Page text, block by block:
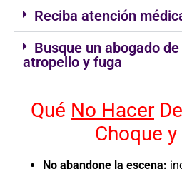
Reciba atención
Busque un abogado
atropello y fuga
Qué No Hacer
Choque y
No abandone la escena: